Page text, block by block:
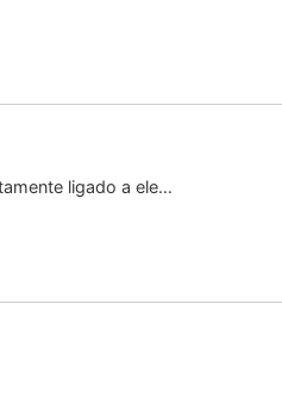
ligado a ele…